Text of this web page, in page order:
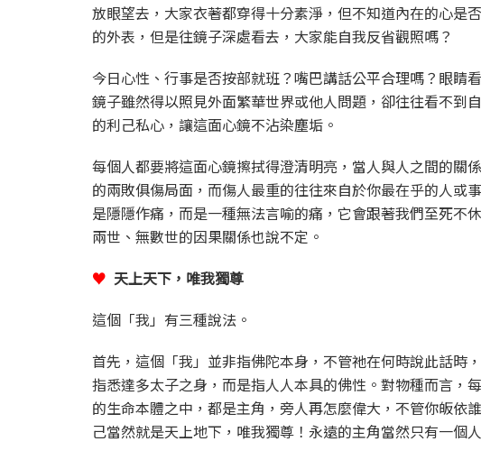
放眼望去，大家衣著都穿得十分素淨，但不知道內在的心是
的外表，但是往鏡子深處看去，大家能自我反省觀照嗎？
今日心性、行事是否按部就班？嘴巴講話公平合理嗎？眼睛
鏡子雖然得以照見外面繁華世界或他人問題，卻往往看不到
的利己私心，讓這面心鏡不沾染塵垢。
每個人都要將這面心鏡擦拭得澄清明亮，當人與人之間的關
的兩敗俱傷局面，而傷人最重的往往來自於你最在乎的人或
是隱隱作痛，而是一種無法言喻的痛，它會跟著我們至死不
兩世、無數世的因果關係也說不定。
♥ 天上天下，唯我獨尊
這個「我」有三種說法。
首先，這個「我」並非指佛陀本身，不管祂在何時說此話時
指悉達多太子之身，而是指人人本具的佛性。對物種而言，
的生命本體之中，都是主角，旁人再怎麼偉大，不管你皈依
己當然就是天上地下，唯我獨尊！永遠的主角當然只有一個